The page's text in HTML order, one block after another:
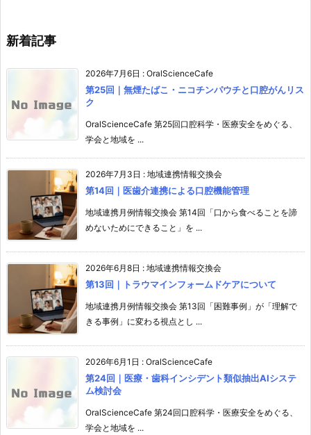
新着記事
2026年7月6日 : OralScienceCafe
第25回｜無煙たばこ・ニコチンパウチと口腔がんリス
ク
OralScienceCafe 第25回口腔科学・医療安全をめぐる、
学会と地域を ...
2026年7月3日 : 地域連携情報交換会
第14回｜医歯介連携による口腔機能管理
地域連携月例情報交換会 第14回「口から食べることを諦
めないためにできること」を ...
2026年6月8日 : 地域連携情報交換会
第13回｜トラウマインフォームドケアについて
地域連携月例情報交換会 第13回「困難事例」が「理解で
きる事例」に変わる視点とし ...
2026年6月1日 : OralScienceCafe
第24回｜医療・歯科インシデント類似抽出AIシステ
ム検討会
OralScienceCafe 第24回口腔科学・医療安全をめぐる、
学会と地域を ...